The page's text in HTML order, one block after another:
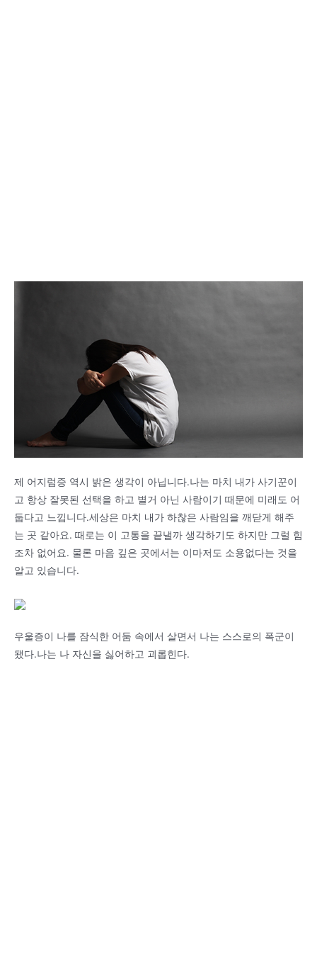
제 어지럼증 역시 밝은 생각이 아닙니다.나는 마치 내가 사기꾼이
고 항상 잘못된 선택을 하고 별거 아닌 사람이기 때문에 미래도 어
둡다고 느낍니다.세상은 마치 내가 하찮은 사람임을 깨닫게 해주
는 곳 같아요. 때로는 이 고통을 끝낼까 생각하기도 하지만 그럴 힘
조차 없어요. 물론 마음 깊은 곳에서는 이마저도 소용없다는 것을
알고 있습니다.
우울증이 나를 잠식한 어둠 속에서 살면서 나는 스스로의 폭군이
됐다.나는 나 자신을 싫어하고 괴롭힌다.